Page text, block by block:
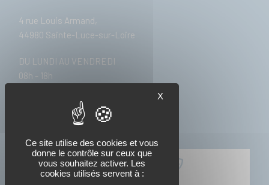
4 rue Louis Armand,
44980 Sainte-Luce-sur-Loire
DU LUNDI AU VENDREDI
08h - 18h
02 51 85 25 20
X
Ce site utilise des cookies et vous
donne le contrôle sur ceux que
vous souhaitez activer. Les
cookies utilisés servent à :